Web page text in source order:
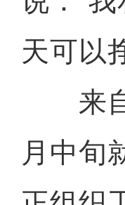
天可以
来自
月中旬